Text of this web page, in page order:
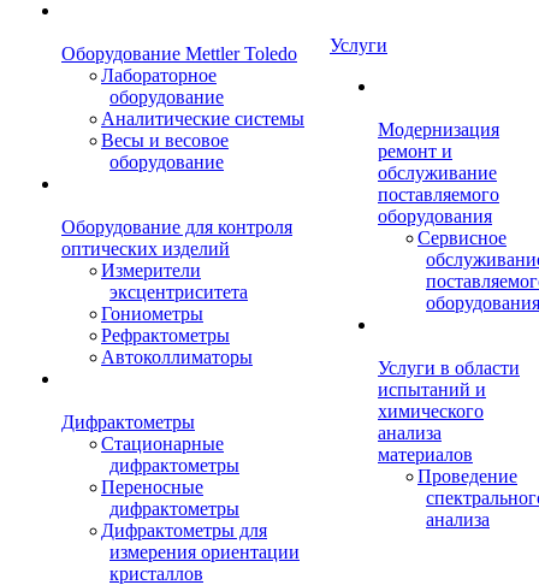
Оборудование Mettler Toledo
Лабораторное
оборудование
Аналитические системы
Весы и весовое
оборудование
Оборудование для контроля
оптических изделий
Измерители
эксцентриситета
Гониометры
Рефрактометры
Автоколлиматоры
Дифрактометры
Стационарные
дифрактометры
Переносные
дифрактометры
Дифрактометры для
измерения ориентации
кристаллов
Услуги
Модернизация
ремонт и
обслуживание
поставляемого
оборудования
Сервисное
оборудования
Услуги в области
испытаний и
химического
анализа
материалов
Проведение
анализа